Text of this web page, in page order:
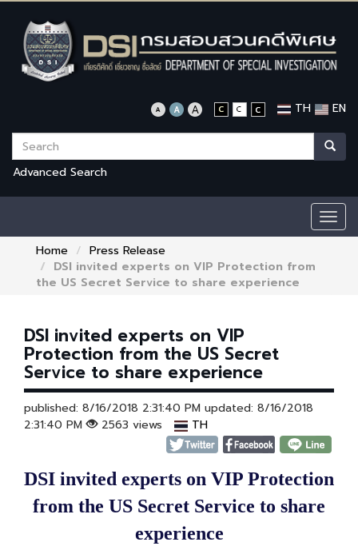
TH EN
Advanced Search
Home
Press Release
DSI invited experts on VIP Protection from
the US Secret Service to share experience
DSI invited experts on VIP
Protection from the US Secret
Service to share experience
published: 8/16/2018 2:31:40 PM updated: 8/16/2018
2:31:40 PM
2563 views TH
DSI invited experts on VIP Protection
from the US Secret Service to share
experience